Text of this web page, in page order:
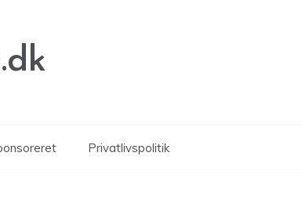
Privatlivspolitik